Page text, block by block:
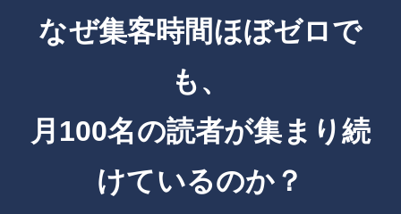
なぜ集客時間ほぼゼロで
も、
月100名の読者が集まり続
けているのか？